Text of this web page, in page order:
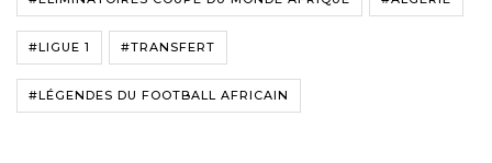
#LIGUE 1 #TRANSFERT
#LÉGENDES DU FOOTBALL AFRICAIN